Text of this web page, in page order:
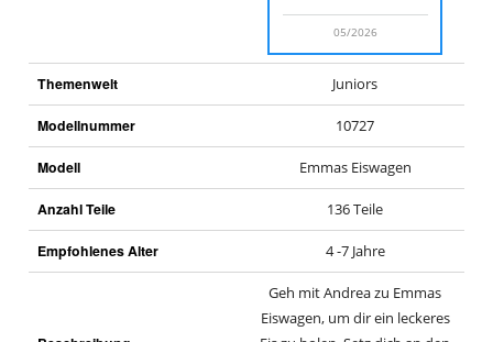
05/2026
Themenwelt Juniors
Modellnummer 10727
Modell Emmas Eiswagen
Anzahl Teile 136 Teile
Empfohlenes Alter 4 -7 Jahre
Geh mit Andrea zu Emmas
Eiswagen, um dir ein leckeres